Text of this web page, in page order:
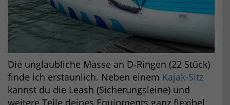
Die unglaubliche Masse an D-Ringen (22 Stück)
finde ich erstaunlich. Neben einem Kajak-Sitz
kannst du die Leash (Sicherungsleine) und
weitere Teile deines Equipments ganz flexibel